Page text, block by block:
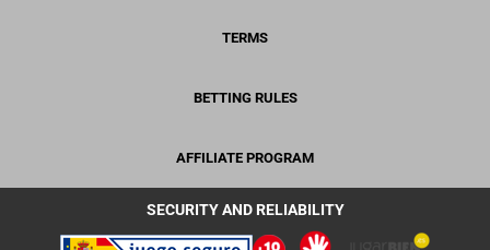
TERMS
BETTING RULES
AFFILIATE PROGRAM
SECURITY AND RELIABILITY